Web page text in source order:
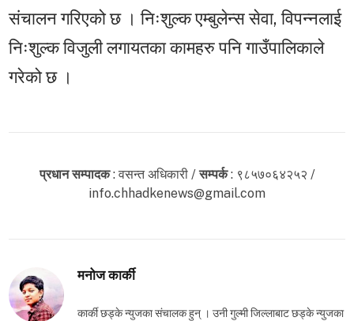
संचालन गरिएको छ । निःशुल्क एम्बुलेन्स सेवा, विपन्नलाई
निःशुल्क विजुली लगायतका कामहरु पनि गाउँपालिकाले
गरेको छ ।
प्रधान सम्पादक: वसन्त अधिकारी /सम्पर्क: ९८५७०६४२५२ /
info.chhadkenews@gmail.com
मनोज कार्की
कार्की छड्के न्युजका संचालक हुन् । उनी गुल्मी जिल्लाबाट छड्के न्युजका